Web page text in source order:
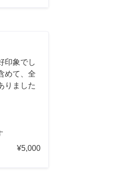
印象でし
めて、全
りました
¥5,000